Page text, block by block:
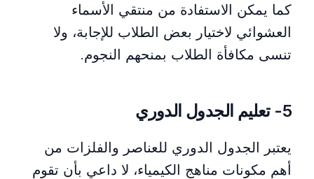
كما يمكن الاستفادة من منتقي الأسماء
العشوائي لاختيار بعض الطلاب للإجابة، ولا
تنسى مكافأة الطلاب بمنحهم النجوم.
5- تعليم الجدول الدوري
يعتبر الجدول الدوري للعناصر والفلزات من
أهم مكونات مناهج الكيمياء، لا داعي بأن تقوم